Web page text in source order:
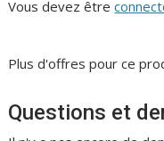
Vous devez être
Plus d'offres pour ce
Questions et